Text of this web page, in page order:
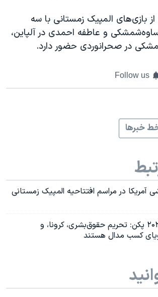
از بازی‌های المپیک زمستانی با سه
و عاطفه احمدی در آلپاین،
در صحرانوردی حضور دارد.
Follow us
خبرها
آمریکا در مراسم افتتاحیه المپیک زمستانی
المپیک زمستانی ۲۰۲۲ پکن: تحریم حقوق‌بشری، کرونا، و
کسب مدال هستند